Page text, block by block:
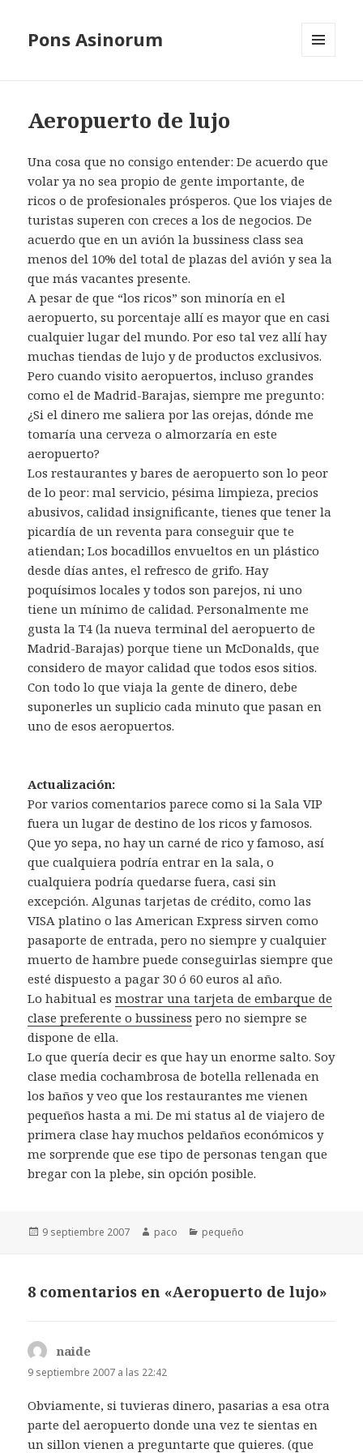
Pons Asinorum
Aeropuerto de lujo
Una cosa que no consigo entender: De acuerdo que
volar ya no sea propio de gente importante, de
ricos o de profesionales prósperos. Que los viajes de
turistas superen con creces a los de negocios. De
acuerdo que en un avión la bussiness class sea
menos del 10% del total de plazas del avión y sea la
que más vacantes presente.
A pesar de que “los ricos” son minoría en el
aeropuerto, su porcentaje allí es mayor que en casi
cualquier lugar del mundo. Por eso tal vez allí hay
muchas tiendas de lujo y de productos exclusivos.
Pero cuando visito aeropuertos, incluso grandes
como el de Madrid-Barajas, siempre me pregunto:
¿Si el dinero me saliera por las orejas, dónde me
tomaría una cerveza o almorzaría en este
aeropuerto?
Los restaurantes y bares de aeropuerto son lo peor
de lo peor: mal servicio, pésima limpieza, precios
abusivos, calidad insignificante, tienes que tener la
picardía de un reventa para conseguir que te
atiendan; Los bocadillos envueltos en un plástico
desde días antes, el refresco de grifo. Hay
poquísimos locales y todos son parejos, ni uno
tiene un mínimo de calidad. Personalmente me
gusta la T4 (la nueva terminal del aeropuerto de
Madrid-Barajas) porque tiene un McDonalds, que
considero de mayor calidad que todos esos sitios.
Con todo lo que viaja la gente de dinero, debe
suponerles un suplicio cada minuto que pasan en
uno de esos aeropuertos.
Actualización:
Por varios comentarios parece como si la Sala VIP
fuera un lugar de destino de los ricos y famosos.
Que yo sepa, no hay un carné de rico y famoso, así
que cualquiera podría entrar en la sala, o
cualquiera podría quedarse fuera, casi sin
excepción. Algunas tarjetas de crédito, como las
VISA platino o las American Express sirven como
pasaporte de entrada, pero no siempre y cualquier
muerto de hambre puede conseguirlas siempre que
esté dispuesto a pagar 30 ó 60 euros al año.
Lo habitual esmostrar una tarjeta de embarque de
clase preferente o bussiness pero no siempre se
dispone de ella.
Lo que quería decir es que hay un enorme salto. Soy
clase media cochambrosa de botella rellenada en
los baños y veo que los restaurantes me vienen
pequeños hasta a mi. De mi status al de viajero de
primera clase hay muchos peldaños económicos y
me sorprende que ese tipo de personas tengan que
bregar con la plebe, sin opción posible.
Publicado
9 septiembre 2007 Autor
paco Categorías
pequeño
8 comentarios en «Aeropuerto de lujo»
naide
9 septiembre 2007 a las 22:42
Obviamente, si tuvieras dinero, pasarias a esa otra
parte del aeropuerto donde una vez te sientas en
un sillon vienen a preguntarte que quieres. (que